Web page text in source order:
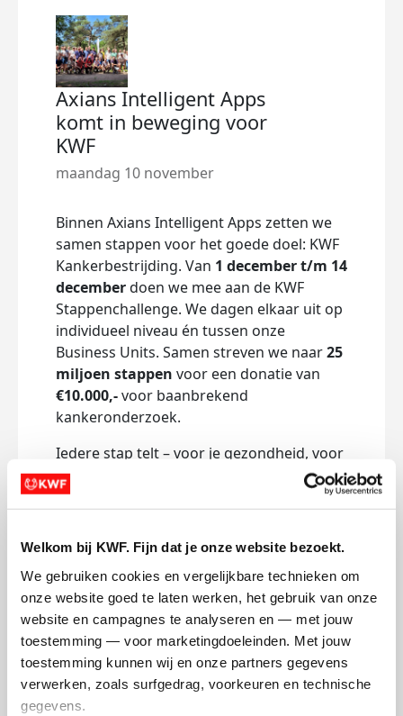
Welkom bij KWF. Fijn dat je onze website bezoekt.
We gebruiken cookies en vergelijkbare technieken om
onze website goed te laten werken, het gebruik van onze
website en campagnes te analyseren en — met jouw
toestemming — voor marketingdoeleinden. Met jouw
toestemming kunnen wij en onze partners gegevens
verwerken, zoals surfgedrag, voorkeuren en technische
gegevens.
Axians Intelligent Apps
komt in beweging voor
KWF
maandag 10 november
Binnen Axians Intelligent Apps zetten we
samen stappen voor het goede doel: KWF
Kankerbestrijding. Van 1 december t/m 14
decemberdoen we mee aan de KWF
Stappenchallenge. We dagen elkaar uit op
individueel niveau én tussen onze
Business Units. Samen streven we naar25
miljoen stappen voor een donatie van
€10.000,-voor baanbrekend
kankeronderzoek.
Iedere stap telt – voor je gezondheid, voor
je team én voor iedereen die geraakt
wordt door kanker. En als extra motivatie:
meeste stappen zetten, winnen een mooie
prijs!
We organiseren per Business Unit een
gezamenlijke wandeltocht, stimuleren
lunchwandelingen en moedigen aan om
1:1 gesprekken wandelend te voeren. Zo
maken we bewegen makkelijk én leuk.